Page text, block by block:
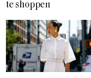
te shoppen